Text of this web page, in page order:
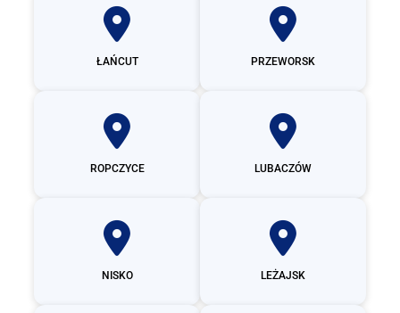
ŁAŃCUT PRZEWORSK
ROPCZYCE LUBACZÓW
NISKO LEŻAJSK